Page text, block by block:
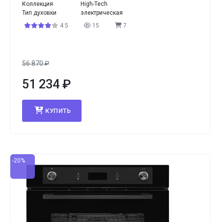
Коллекция
High-Tech
Тип духовки
электрическая
4.5
15 7
56 870₽
51 234 ₽
КУПИТЬ
-20%